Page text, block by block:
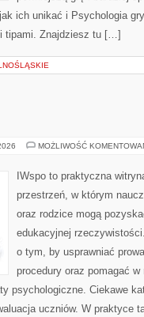
ich unikać i Psychologia
tipami. Znajdziesz tu […]
MOŻLIWOŚĆ
IWspo to praktyczna
przestrzeń, w którym
oraz rodzice mogą
edukacyjnej
o tym, by usprawniać
procedury oraz pomagać
psychologiczne. Ciekawe
uczniów. W praktyce